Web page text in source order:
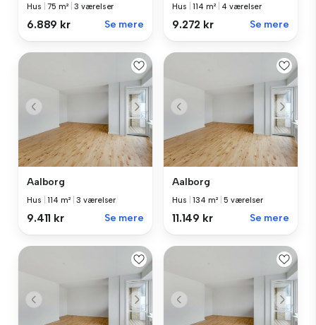
Hus |75 m² |3 værelser
6.889 kr Se mere
Hus |114 m² 4 værelser
9.272 kr Se mere
Aalborg
Hus |114 m² |3 værelser
9.411 kr Se mere
Aalborg
Hus |134 m² |5 værelser
11.149 kr Se mere